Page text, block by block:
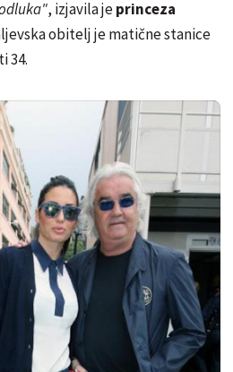
, izjavila jeprinceza
obitelj je matične stanice
34.